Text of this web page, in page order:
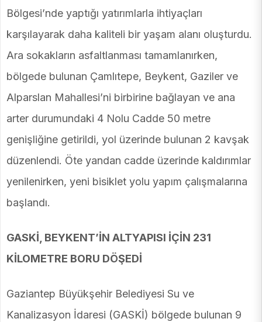
Bölgesi’nde yaptığı yatırımlarla ihtiyaçları
karşılayarak daha kaliteli bir yaşam alanı oluşturdu.
Ara sokakların asfaltlanması tamamlanırken,
bölgede bulunan Çamlıtepe, Beykent, Gaziler ve
Alparslan Mahallesi’ni birbirine bağlayan ve ana
arter durumundaki 4 Nolu Cadde 50 metre
genişliğine getirildi, yol üzerinde bulunan 2 kavşak
düzenlendi. Öte yandan cadde üzerinde kaldırımlar
yenilenirken, yeni bisiklet yolu yapım çalışmalarına
başlandı.
GASKİ, BEYKENT’İN ALTYAPISI İÇİN 231
KİLOMETRE BORU DÖŞEDİ
Gaziantep Büyükşehir Belediyesi Su ve
Kanalizasyon İdaresi (GASKİ) bölgede bulunan 9